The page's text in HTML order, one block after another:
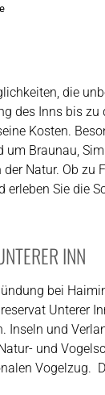
die
des Inns bis zu
Kosten.
Braunau,
Natur. Ob zu
erleben Sie die
INN
bei
Unterer
Inseln und
und
Vogelzug.